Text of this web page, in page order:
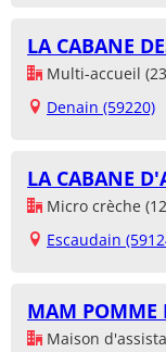
LA CABANE
Multi-accueil
Denain (59220)
LA CABANE
Micro crèche
Escaudain
MAM POMME
Maison